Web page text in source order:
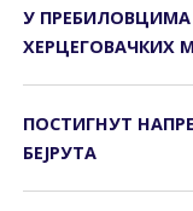
У
ХЕРЦЕГОВАЧКИХ
ПОСТИГНУТ
БЕЈРУТА